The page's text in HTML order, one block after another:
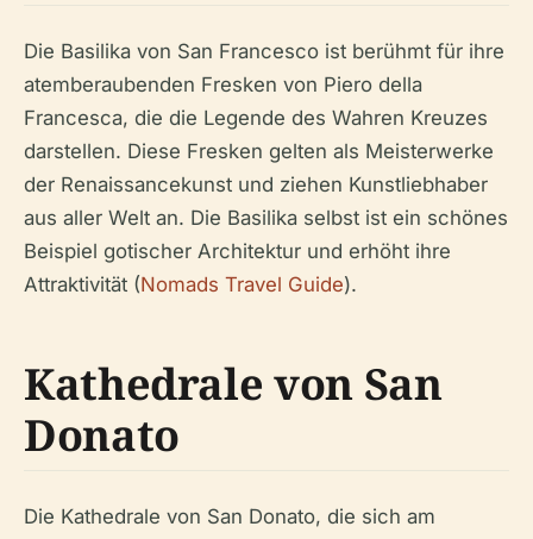
Die Basilika von San Francesco ist berühmt für ihre
atemberaubenden Fresken von Piero della
Francesca, die die Legende des Wahren Kreuzes
darstellen. Diese Fresken gelten als Meisterwerke
der Renaissancekunst und ziehen Kunstliebhaber
aus aller Welt an. Die Basilika selbst ist ein schönes
Beispiel gotischer Architektur und erhöht ihre
Attraktivität (Nomads Travel Guide).
Kathedrale von San
Donato
Die Kathedrale von San Donato, die sich am